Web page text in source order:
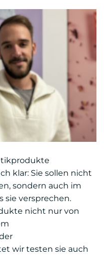
klar: Sie sollen nicht
sondern auch im
sie versprechen.
nicht nur von
wir testen sie auch